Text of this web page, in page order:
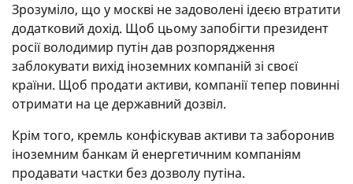
Зрозуміло, що у москві не задоволені ідеєю втратити
додатковий дохід. Щоб цьому запобігти президент
росії володимир путін дав розпорядження
заблокувати вихід іноземних компаній зі своєї
країни. Щоб продати активи, компанії тепер повинні
отримати на це державний дозвіл.
Крім того, кремль конфіскував активи та заборонив
іноземним банкам й енергетичним компаніям
продавати частки без дозволу путіна.